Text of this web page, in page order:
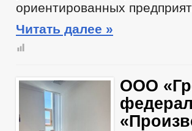
ориентированных
Читать далее »
ООО